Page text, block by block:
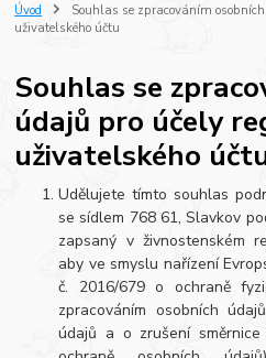
Úvod
Souhlas se zpracováním
uživatelského účtu
Souhlas se
údajů pro účely
uživatelského
Udělujete tímto souhlas
se sídlem 768 61, Slavkov
zapsaný v živnostenském
aby ve smyslu nařízení
č. 2016/679 o ochraně
zpracováním osobních
údajů a o zrušení